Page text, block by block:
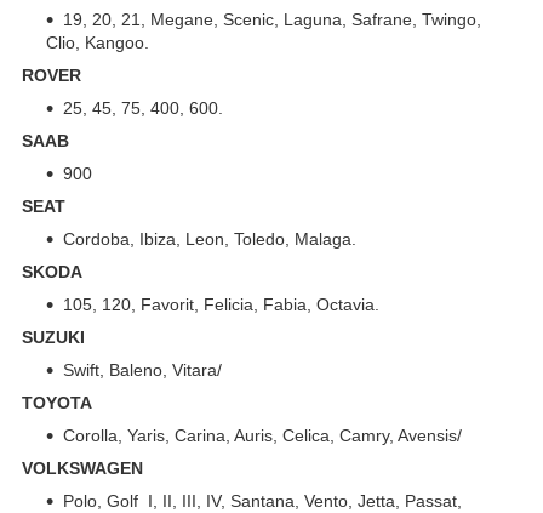
19, 20, 21, Megane, Scenic, Laguna, Safrane, Twingo,
Clio, Kangoo.
ROVER
25, 45, 75, 400, 600.
SAAB
900
SEAT
Cordoba, Ibiza, Leon, Toledo, Malaga.
SKODA
105, 120, Favorit, Felicia, Fabia, Octavia.
SUZUKI
Swift, Baleno, Vitara/
TOYOTA
Corolla, Yaris, Carina, Auris, Celica, Camry, Avensis/
VOLKSWAGEN
Polo, Golf I, II, III, IV, Santana, Vento, Jetta, Passat,